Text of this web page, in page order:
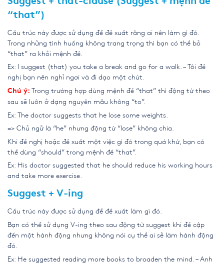
“that”)
Cấu trúc này được sử dụng để đề xuất rằng ai nên làm gì đó.
Trong những tình huống không trang trọng thì bạn có thể bỏ
“that” ra khỏi mệnh đề.
Ex: I suggest (that) you take a break and go for a walk. – Tôi đề
nghị bạn nên nghỉ ngơi và đi dạo một chút.
Chú ý: Trong trường hợp dùng mệnh đề “that” thì động từ theo
sau sẽ luôn ở dạng nguyên mẫu không “to”.
Ex: The doctor suggests that he lose some weights.
=> Chủ ngữ là “he” nhưng động từ “lose” không chia.
Khi đề nghị hoặc đề xuất một việc gì đó trong quá khứ, bạn có
thể dùng “should” trong mệnh đề “that”.
Ex: His doctor suggested that he should reduce his working hours
and take more exercise.
Suggest + V-ing
Cấu trúc này được sử dụng để đề xuất làm gì đó.
Bạn có thể sử dụng V-ing theo sau động từ suggest khi đề cập
đến một hành động nhưng không nói cụ thể ai sẽ làm hành động
đó.
Ex: He suggested reading more books to broaden the mind. – Anh